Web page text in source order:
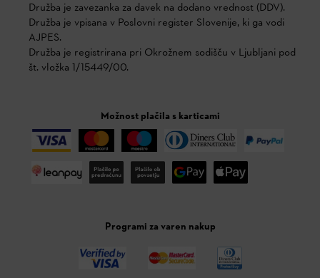
Družba je zavezanka za davek na dodano vrednost (DDV).
Družba je vpisana v Poslovni register Slovenije, ki ga vodi
AJPES.
Družba je registrirana pri Okrožnem sodišču v Ljubljani pod
št. vložka 1/15449/00.
Možnost plačila s karticami
Programi za varen nakup